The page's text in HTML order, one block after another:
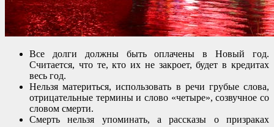
Все долги должны быть оплачены в Новый год.
Считается, что те, кто их не закроет, будет в кредитах
весь год.
Нельзя материться, использовать в речи грубые слова,
отрицательные термины и слово «четыре», созвучное со
словом смерти.
Смерть нельзя упоминать, а рассказы о призраках